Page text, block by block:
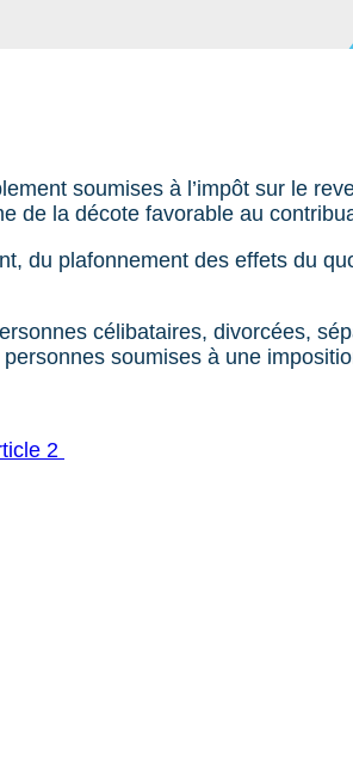
soumises à l’impôt sur le
de la décote favorable au
du plafonnement des effets du
célibataires, divorcées,
soumises à une
2